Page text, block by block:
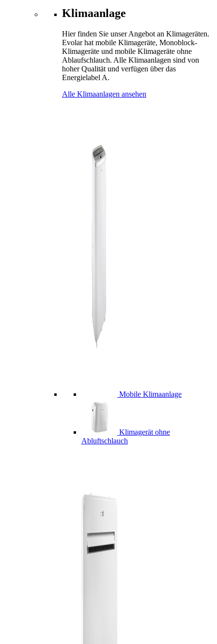
Klimaanlage
Hier finden Sie unser Angebot an Klimageräten.
Evolar hat mobile Klimageräte, Monoblock-
Klimageräte und mobile Klimageräte ohne
Ablaufschlauch. Alle Klimaanlagen sind von
hoher Qualität und verfügen über das
Energielabel A.
Alle Klimaanlagen ansehen
Mobile Klimaanlage
Klimagerät ohne
Abluftschlauch